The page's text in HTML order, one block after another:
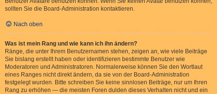
sollten Sie die Board-Administration kontaktieren.
Nach oben
Was ist mein Rang und wie kann ich ihn ändern?
Ränge, die unter Ihrem Benutzernamen stehen, zeigen an, wie viele Beiträge
Sie bislang erstellt haben oder identifizieren bestimmte Benutzer wie
Moderatoren und Administratoren. Normalerweise können Sie den Wortlaut
eines Ranges nicht direkt ändern, da sie von der Board-Administration
festgelegt wurden. Bitte schreiben Sie keine sinnlosen Beiträge, nur um Ihren
Rang zu erhöhen — die meisten Foren dulden dieses Verhalten nicht und ein